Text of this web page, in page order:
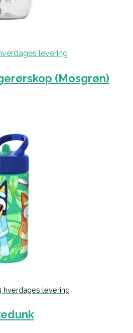
levering
(Mosgrøn)
hverdages levering